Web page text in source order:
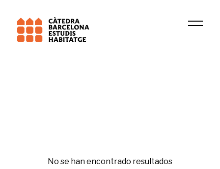
No se han encontrado resultados